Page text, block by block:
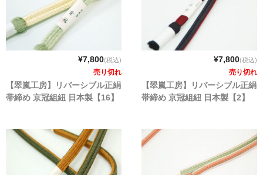
¥7,800(税込)
売り切れ
【翠嵐工房】リバーシブル正絹
帯締め 京冠組紐 日本製【16】
¥7,800(税込)
売り切れ
【翠嵐工房】リバーシブル正絹
帯締め 京冠組紐 日本製【2】